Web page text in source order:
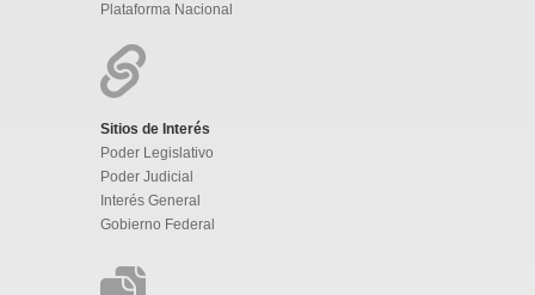
Plataforma Nacional
Sitios de Interés
Poder Legislativo
Poder Judicial
Interés General
Gobierno Federal